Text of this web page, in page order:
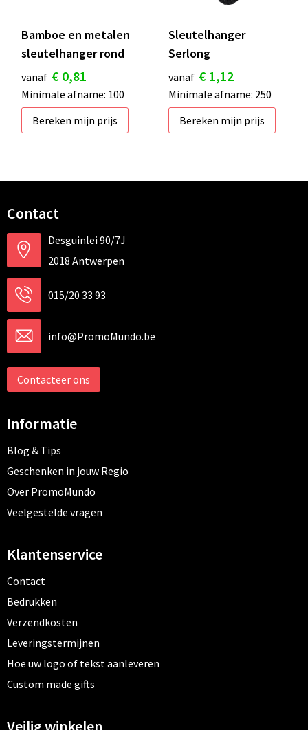
Bamboe en metalen
sleutelhanger rond
vanaf € 0,81
Minimale afname: 100
Bereken mijn prijs
Sleutelhanger
Serlong
vanaf € 1,12
Minimale afname: 250
Bereken mijn prijs
Contact
Desguinlei 90/7J
2018 Antwerpen
015/20 33 93
info@PromoMundo.be
Contacteer ons
Informatie
Blog & Tips
Geschenken in jouw Regio
Over PromoMundo
Veelgestelde vragen
Klantenservice
Contact
Bedrukken
Verzendkosten
Leveringstermijnen
Hoe uw logo of tekst aanleveren
Custom made gifts
Veilig winkelen